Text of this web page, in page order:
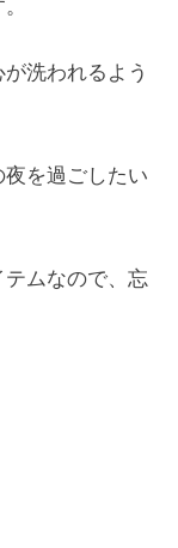
洗われるよう
を過ごしたい
ムなので、忘